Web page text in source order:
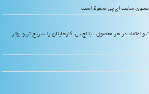
در هر محصول ، با اچ پی، کارهایتان را سریع تر و بهتر